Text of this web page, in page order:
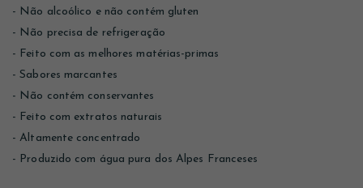
- Não alcoólico e não contém gluten
- Não precisa de refrigeração
- Feito com as melhores matérias-primas
- Sabores marcantes
- Não contém conservantes
- Feito com extratos naturais
- Altamente concentrado
- Produzido com água pura dos Alpes Franceses